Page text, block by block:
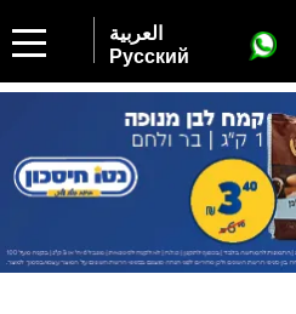
العربية
Русский